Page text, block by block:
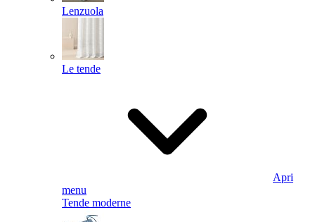
Lenzuola
Le tende
Apri
menu
Tende moderne